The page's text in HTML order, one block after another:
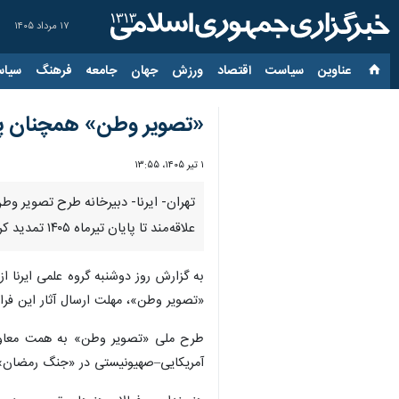
۱۷ مرداد ۱۴۰۵
عناوین‌ سیاست اقتصاد ورزش جهان جامعه فرهنگ
«تصویر وطن» همچنان
۱ تیر ۱۴۰۵، ۱۳:۵۵